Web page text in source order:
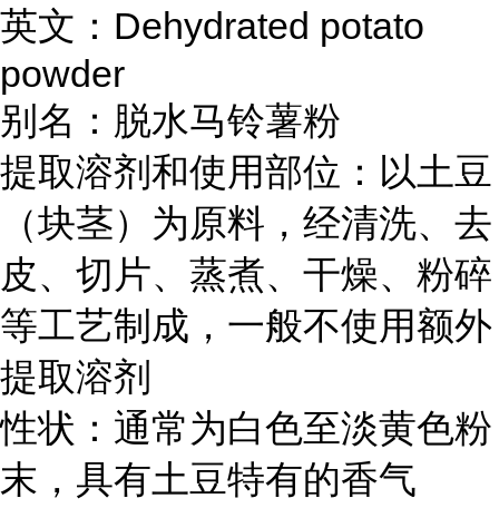
英文：Dehydrated potato
powder
别名：脱水马铃薯粉
提取溶剂和使用部位：以土豆
（块茎）为原料，经清洗、去
皮、切片、蒸煮、干燥、粉碎
等工艺制成，一般不使用额外
提取溶剂
性状：通常为白色至淡黄色粉
末，具有土豆特有的香气